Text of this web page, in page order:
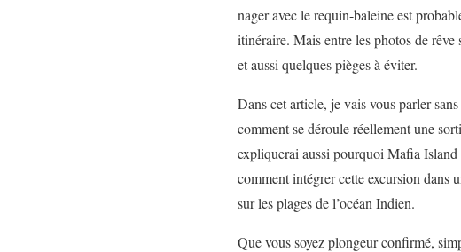
nager avec le requin-baleine est
itinéraire. Mais entre les photos de
et aussi quelques pièges à éviter.
Dans cet article, je vais vous parler
comment se déroule réellement une
expliquerai aussi pourquoi Mafia Island
comment intégrer cette excursion dans
sur les plages de l’océan Indien.
Que vous soyez plongeur confirmé,